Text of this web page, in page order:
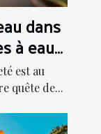
dans
à eau
est au
quête de...